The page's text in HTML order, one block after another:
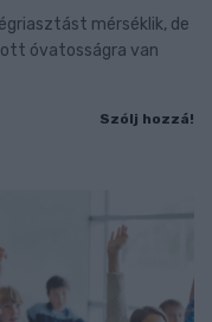
mérséklik, de
óvatosságra van
Szólj hozzá!